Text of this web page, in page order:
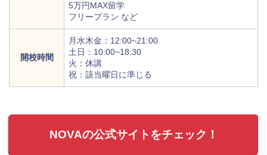
5万円MAX留学
フリープラン など
開校時間
月水木金：12:00~21:00
土日：10:00~18:30
火：休講
祝：該当曜日に準じる
NOVAの公式サイトをチェック！